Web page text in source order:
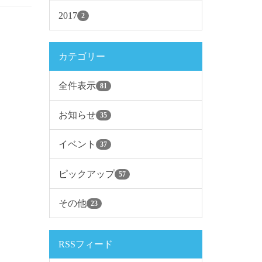
2017 2
カテゴリー
全件表示 81
お知らせ 35
イベント 37
ピックアップ 57
その他 23
RSSフィード